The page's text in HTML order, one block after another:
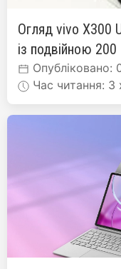
Огляд vivo X300
із подвійною
Опубліковано:
Час читання: 3